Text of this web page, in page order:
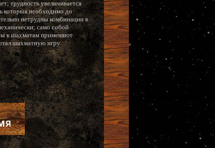
трудность увеличивается
которыя необходимо до
нетрудны комбинации в
само собой
к шахматам применяют
шахматную игру